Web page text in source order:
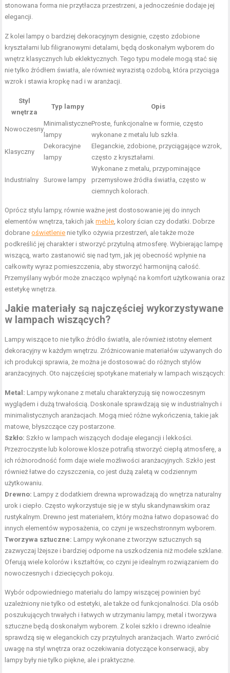
stonowana forma nie przytłacza przestrzeni, a jednocześnie dodaje jej
elegancji.
Z kolei lampy o bardziej dekoracyjnym designie, często zdobione
kryształami lub filigranowymi detalami, będą doskonałym wyborem do
wnętrz klasycznych lub eklektycznych. Tego typu modele mogą stać się
nie tylko źródłem światła, ale również wyrazistą ozdobą, która przyciąga
wzrok i stawia kropkę nad i w aranżacji.
Styl
wnętrza
Typ lampy Opis
Nowoczesny
Minimalistyczne
lampy
Proste, funkcjonalne w formie, często
wykonane z metalu lub szkła.
Klasyczny
Dekoracyjne
lampy
Eleganckie, zdobione, przyciągające wzrok,
często z kryształami.
Industrialny Surowe lampy
Wykonane z metalu, przypominające
przemysłowe źródła światła, często w
ciemnych kolorach.
Oprócz stylu lampy, równie ważne jest dostosowanie jej do innych
elementów wnętrza, takich jakmeble, kolory ścian czy dodatki. Dobrze
dobraneoświetlenie nie tylko ożywia przestrzeń, ale także może
podkreślić jej charakter i stworzyć przytulną atmosferę. Wybierając lampę
wiszącą, warto zastanowić się nad tym, jak jej obecność wpłynie na
całkowity wyraz pomieszczenia, aby stworzyć harmonijną całość.
Przemyślany wybór może znacząco wpłynąć na komfort użytkowania oraz
estetykę wnętrza.
Jakie materiały są najczęściej wykorzystywane
w lampach wiszących?
Lampy wiszące to nie tylko źródło światła, ale również istotny element
dekoracyjny w każdym wnętrzu. Zróżnicowanie materiałów używanych do
ich produkcji sprawia, że można je dostosować do różnych stylów
aranżacyjnych. Oto najczęściej spotykane materiały w lampach wiszących:
Metal: Lampy wykonane z metalu charakteryzują się nowoczesnym
wyglądem i dużą trwałością. Doskonale sprawdzają się w industrialnych i
minimalistycznych aranżacjach. Mogą mieć różne wykończenia, takie jak
matowe, błyszczące czy postarzone.
Szkło: Szkło w lampach wiszących dodaje elegancji i lekkości.
Przezroczyste lub kolorowe klosze potrafią stworzyć ciepłą atmosferę, a
ich różnorodność form daje wiele możliwości aranżacyjnych. Szkło jest
również łatwe do czyszczenia, co jest dużą zaletą w codziennym
użytkowaniu.
Drewno: Lampy z dodatkiem drewna wprowadzają do wnętrza naturalny
urok i ciepło. Często wykorzystuje się je w stylu skandynawskim oraz
rustykalnym. Drewno jest materiałem, który można łatwo dopasować do
innych elementów wyposażenia, co czyni je wszechstronnym wyborem.
Tworzywa sztuczne: Lampy wykonane z tworzyw sztucznych są
zazwyczaj lżejsze i bardziej odporne na uszkodzenia niż modele szklane.
Oferują wiele kolorów i kształtów, co czyni je idealnym rozwiązaniem do
nowoczesnych i dziecięcych pokoju.
Wybór odpowiedniego materiału do lampy wiszącej powinien być
uzależniony nie tylko od estetyki, ale także od funkcjonalności. Dla osób
poszukujących trwałych i łatwych w utrzymaniu lampy, metal i tworzywa
sztuczne będą doskonałym wyborem. Z kolei szkło i drewno idealnie
sprawdzą się w eleganckich czy przytulnych aranżacjach. Warto zwrócić
uwagę na styl wnętrza oraz oczekiwania dotyczące konserwacji, aby
lampy były nie tylko piękne, ale i praktyczne.